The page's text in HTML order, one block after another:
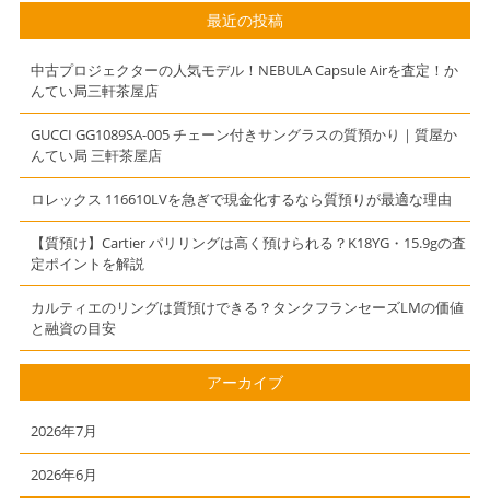
M51304 ハン
ドバッグ【かん
てい局】【質
屋】【三軒茶
屋】
てい局 三軒茶
屋店
最近の投稿
中古プロジェクターの人気モデル！NEBULA Capsule Airを査定！か
んてい局三軒茶屋店
GUCCI GG1089SA-005 チェーン付きサングラスの質預かり｜質屋か
んてい局 三軒茶屋店
ロレックス 116610LVを急ぎで現金化するなら質預りが最適な理由
【質預け】Cartier パリリングは高く預けられる？K18YG・15.9gの査
定ポイントを解説
カルティエのリングは質預けできる？タンクフランセーズLMの価値
と融資の目安
アーカイブ
2026年7月
2026年6月